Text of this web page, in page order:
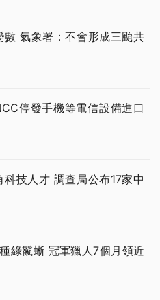
數 氣象署：不會形成三颱共
停發手機等電信設備進口
技人才 調查局公布17家中
綠鬣蜥 冠軍獵人7個月領近